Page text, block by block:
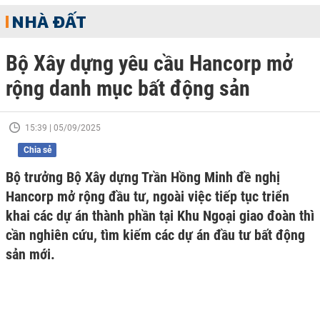
NHÀ ĐẤT
Bộ Xây dựng yêu cầu Hancorp mở
rộng danh mục bất động sản
15:39 | 05/09/2025
Chia sẻ
Bộ trưởng Bộ Xây dựng Trần Hồng Minh đề nghị
Hancorp mở rộng đầu tư, ngoài việc tiếp tục triển
khai các dự án thành phần tại Khu Ngoại giao đoàn thì
cần nghiên cứu, tìm kiếm các dự án đầu tư bất động
sản mới.